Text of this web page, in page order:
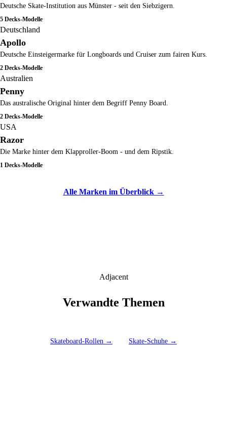
Deutsche Skate-Institution aus Münster - seit den Siebzigern.
5 Decks-Modelle
Deutschland
Apollo
Deutsche Einsteigermarke für Longboards und Cruiser zum fairen Kurs.
2 Decks-Modelle
Australien
Penny
Das australische Original hinter dem Begriff Penny Board.
2 Decks-Modelle
USA
Razor
Die Marke hinter dem Klapproller-Boom - und dem Ripstik.
1 Decks-Modelle
Alle Marken im Überblick →
Adjacent
Verwandte Themen
Skateboard-Rollen → Skate-Schuhe →